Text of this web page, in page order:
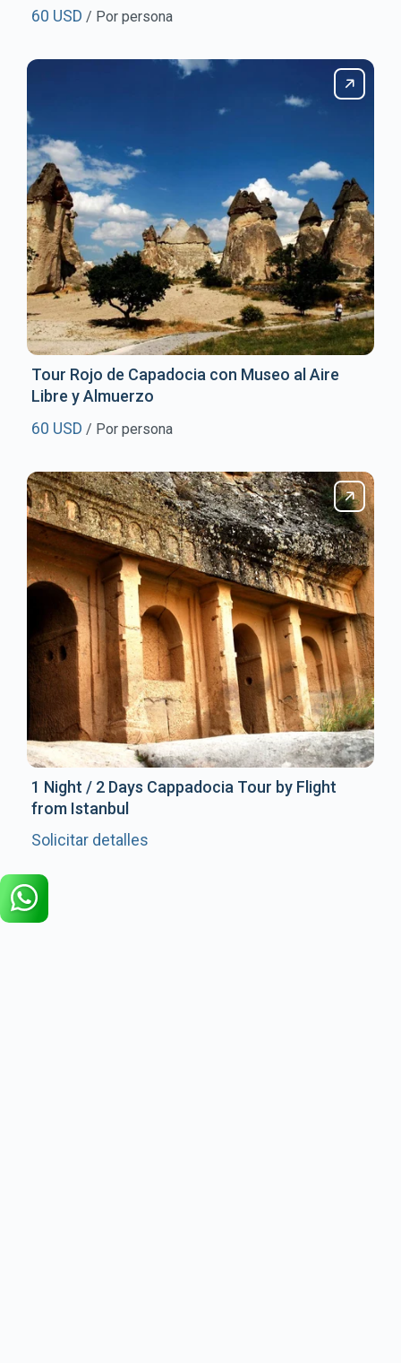
60 USD / Por persona
Tour Rojo de Capadocia con Museo al Aire
Libre y Almuerzo
60 USD / Por persona
1 Night / 2 Days Cappadocia Tour by Flight
from Istanbul
Solicitar detalles